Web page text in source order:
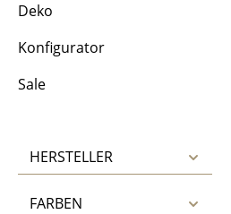
Deko
Konfigurator
Sale
HERSTELLER
FARBEN